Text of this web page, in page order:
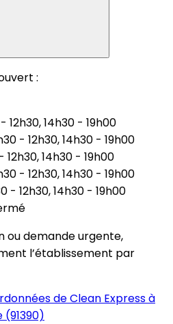
:
12h30, 14h30 - 19h00
- 12h30, 14h30 - 19h00
14h30 - 19h00
- 12h30, 14h30 - 19h00
- 12h30, 14h30 - 19h00
ou demande urgente,
l’établissement par
de Clean Express à